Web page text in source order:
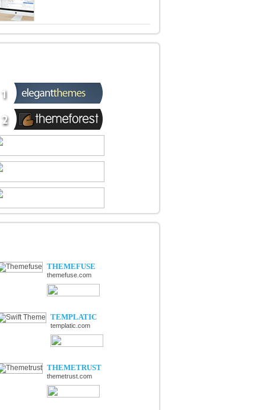
THEMEFUSE
themefuse.com
TEMPLATIC
templatic.com
THEMETRUST
themetrust.com